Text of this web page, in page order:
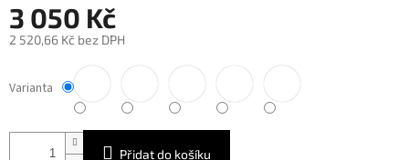
3 050 Kč
2 520,66 Kč bez DPH
cena:
Varianta
Přidat do košíku